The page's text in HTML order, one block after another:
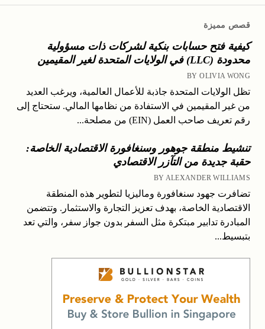
قصص مميزة
كيفية فتح حسابات بنكية لشركات ذات مسؤولية
محدودة (LLC) في الولايات المتحدة لغير المقيمين
BY OLIVIA WONG
تظل الولايات المتحدة جاذبة للأعمال العالمية، ويرغب العديد
من غير المقيمين في الاستفادة من نظامها المالي. ستحتاج إلى
رقم تعريف صاحب العمل (EIN) من مصلحة...
تنشيط منطقة جوهور وسنغافورة الاقتصادية الخاصة:
حقبة جديدة من التآزر الاقتصادي
BY ALEXANDER WILLIAMS
تضافرت جهود سنغافورة وماليزيا لتطوير هذه المنطقة
الاقتصادية الخاصة، بهدف تعزيز التجارة والاستثمار. وتتضمن
المبادرة تدابير مبتكرة مثل السفر بدون جواز سفر، والتي تعد
بتبسيط...